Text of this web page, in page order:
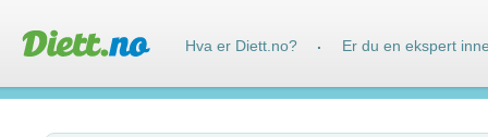
Hva er Diett.no? · Er du en ekspert